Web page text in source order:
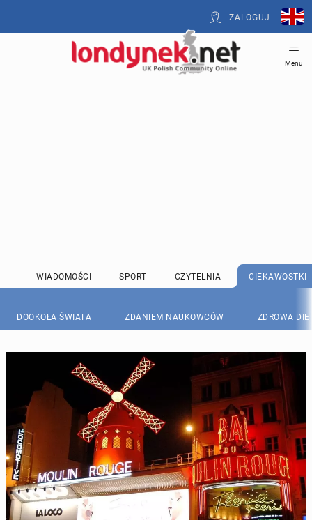
ZALOGUJ
Menu
WIADOMOŚCI SPORT CZYTELNIA CIEKAWOSTKI
DOOKOŁA ŚWIATA ZDANIEM NAUKOWCÓW ZDROWA